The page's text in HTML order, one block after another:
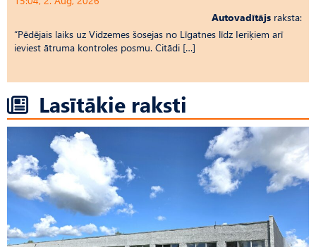
Autovadītājs raksta:
“Pēdējais laiks uz Vid­ze­mes šosejas no Līgatnes līdz Ieriķiem arī
ieviest ātruma kontroles posmu. Citādi […]
Lasītākie raksti